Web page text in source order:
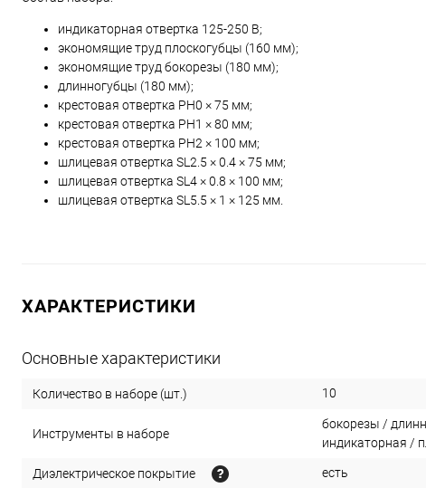
индикаторная отвертка 125-250 В;
экономящие труд плоскогубцы (160 мм);
экономящие труд бокорезы (180 мм);
длинногубцы (180 мм);
крестовая отвертка PH0 × 75 мм;
крестовая отвертка PH1 × 80 мм;
крестовая отвертка PH2 × 100 мм;
шлицевая отвертка SL2.5 × 0.4 × 75 мм;
шлицевая отвертка SL4 × 0.8 × 100 мм;
шлицевая отвертка SL5.5 × 1 × 125 мм.
ХАРАКТЕРИСТИКИ
Основные характеристики
Количество в наборе (шт.) 10
Инструменты в наборе
бокорезы /
индикаторная /
Диэлектрическое покрытие есть